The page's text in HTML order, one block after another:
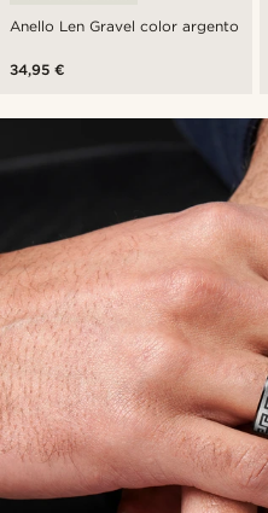
Anello Len Gravel color argento
34,95 €